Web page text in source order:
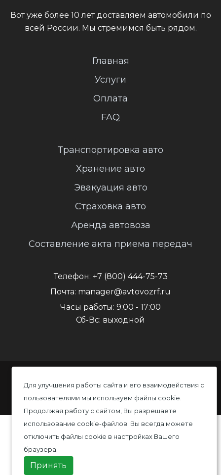
Для улучшения работы сайта и его взаимодействия с
пользователями мы используем файлы cookie.
Продолжая работу с сайтом, Вы разрешаете
использование cookie-файлов. Вы всегда можете
отключить файлы cookie в настройках Вашего
браузера.
Принять
Вот уже более 10 лет доставляем автомобили по
всей России. Мы стремимся быть рядом.
Главная
Услуги
Оплата
FAQ
Транспортировка авто
Хранение авто
Эвакуация авто
Страховка авто
Аренда автовоза
Составление акта приема передач
Телефон: +7 (800) 444-75-73
Почта: manager@avtovozrf.ru
Часы работы: 9:00 - 17:00
Сб-Вс: выходной
Политика конфиденциальности